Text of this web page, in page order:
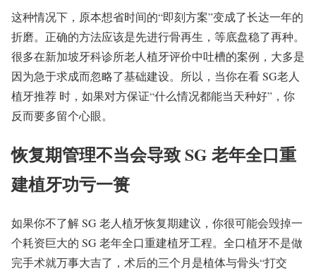
这种情况下，原本想省时间的“即刻方案”变成了长达一年的
折磨。正确的方法应该是先进行骨再生，等底盘稳了再种。
很多在新加坡牙科诊所老人植牙评价中吐槽的案例，大多是
因为急于求成而忽略了基础建设。所以，当你在看 SG老人
植牙推荐 时，如果对方保证“什么情况都能当天种好”，你
反而要多留个心眼。
恢复期管理不当会导致 SG 老年全口重
建植牙功亏一篑
如果你不了解 SG 老人植牙恢复期建议，你很可能会毁掉一
个耗资巨大的 SG 老年全口重建植牙工程。全口植牙不是做
完手术就万事大吉了，术后的三个月是植体与骨头“打交